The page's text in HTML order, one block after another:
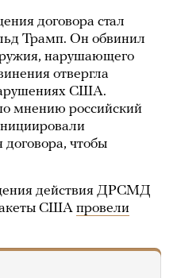
договора стал
Трамп. Он обвинил
нарушающего
отвергла
США.
мнению российский
чтобы
действия ДРСМД
США провели